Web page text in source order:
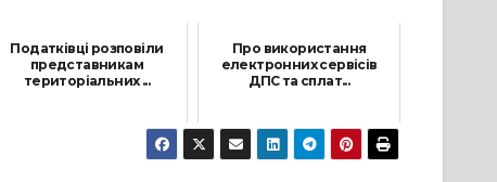
Податківці розповіли
представникам
територіальних ...
Про використання
електронних сервісів
ДПС та сплат...
11 Червня, 2025